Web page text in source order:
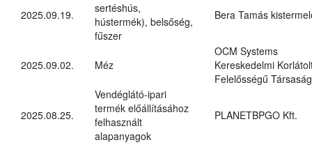
2025.09.19.
sertéshús,
hústermék), belsőség,
fűszer
Bera Tamás
2025.09.02. Méz
OCM Systems
Kereskedelmi
Felelősségű Társaság
2025.08.25.
Vendéglátó-ipari
termék előállításához
felhasznált
alapanyagok
PLANETBPGO Kft.